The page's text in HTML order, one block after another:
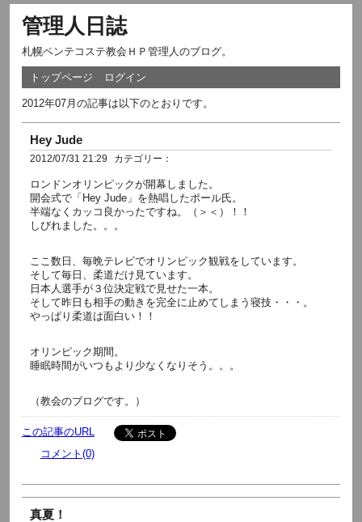
管理人日誌
札幌ペンテコステ教会ＨＰ管理人のブログ。
トップページ ログイン
2012年07月の記事は以下のとおりです。
Hey Jude
2012/07/31 21:29 カテゴリー：
ロンドンオリンピックが開幕しました。
開会式で「Hey Jude」を熱唱したポール氏。
半端なくカッコ良かったですね。（＞＜）！！
しびれました。。。
ここ数日、毎晩テレビでオリンピック観戦をしています。
そして毎日、柔道だけ見ています。
日本人選手が３位決定戦で見せた一本。
そして昨日も相手の動きを完全に止めてしまう寝技・・・。
やっぱり柔道は面白い！！
オリンピック期間。
睡眠時間がいつもより少なくなりそう。。。
（教会のブログです。）
この記事のURL
コメント(0)
真夏！